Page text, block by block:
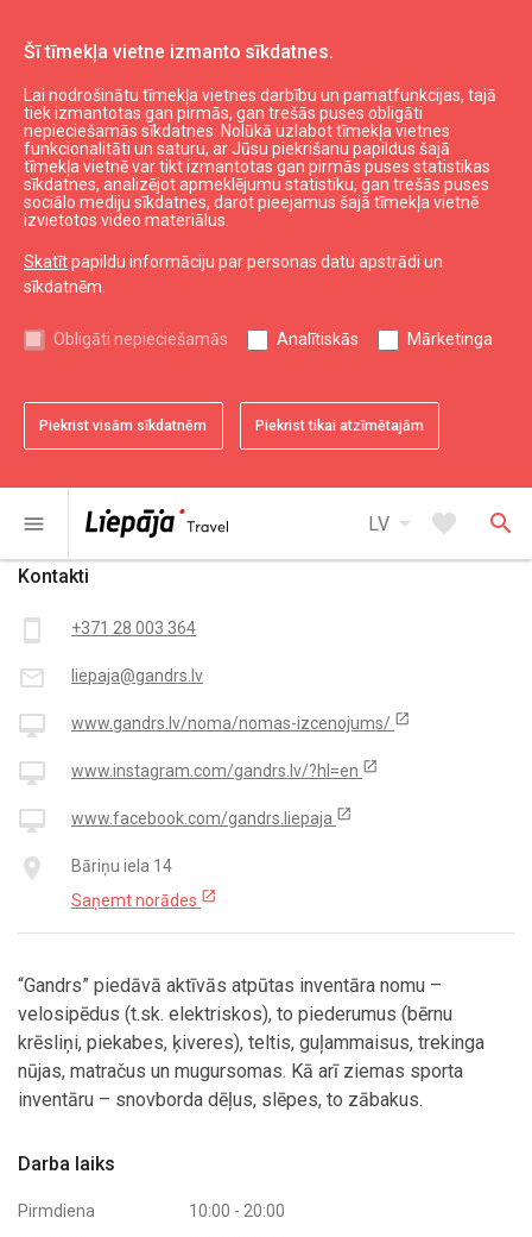
Šī tīmekļa vietne izmanto sīkdatnes.
Lai nodrošinātu tīmekļa vietnes darbību un pamatfunkcijas, tajā
tiek izmantotas gan pirmās, gan trešās puses obligāti
nepieciešamās sīkdatnes. Nolūkā uzlabot tīmekļa vietnes
funkcionalitāti un saturu, ar Jūsu piekrišanu papildus šajā
tīmekļa vietnē var tikt izmantotas gan pirmās puses statistikas
sīkdatnes, analizējot apmeklējumu statistiku, gan trešās puses
sociālo mediju sīkdatnes, darot pieejamus šajā tīmekļa vietnē
izvietotos video materiālus.
Skatītpapildu informāciju par personas datu apstrādi un
sīkdatnēm.
Obligāti nepieciešamās Analītiskās Mārketinga
Piekrist visām sīkdatnēm Piekrist tikai atzīmētajām
menu LV arrow_drop_down favorite search
Darīt un redzēt Aktīvā atpūta
Velosipēdu un tūrisma inventāra noma
"Gandrs"
chevron_left chevron_right
Darba laiks
Pirmdiena
10:00 - 20:00
Kontakti
smartphone +371 28 003 364
mail_outline liepaja@gandrs.lv
desktop_mac www.gandrs.lv/noma/nomas-izcenojums/ open_in_new
desktop_mac www.instagram.com/gandrs.lv/?hl=en open_in_new
desktop_mac www.facebook.com/gandrs.liepaja open_in_new
place
Bāriņu iela 14
Saņemt norādes open_in_new
“Gandrs” piedāvā aktīvās atpūtas inventāra nomu –
velosipēdus (t.sk. elektriskos), to piederumus (bērnu
krēsliņi, piekabes, ķiveres), teltis, guļammaisus, trekinga
nūjas, matračus un mugursomas. Kā arī ziemas sporta
inventāru – snovborda dēļus, slēpes, to zābakus.